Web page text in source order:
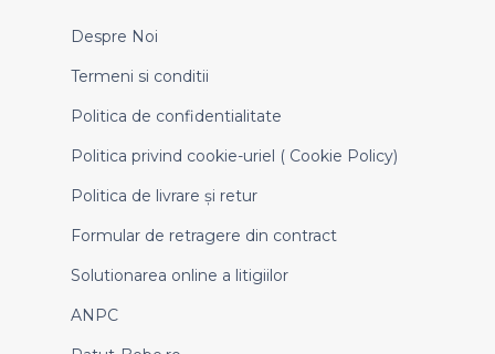
Despre Noi
Termeni si conditii
Politica de confidentialitate
Politica privind cookie-uriel ( Cookie Policy)
Politica de livrare și retur
Formular de retragere din contract
Solutionarea online a litigiilor
ANPC